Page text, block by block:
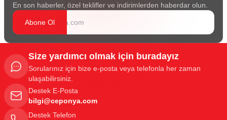
En son haberler, özel teklifler ve indirimlerden haberdar olun.
Abone Ol
Size yardımcı olmak için buradayız
Sorularınız için bize e-posta veya telefonla her zaman
ulaşabilirsiniz.
Destek E-Posta
bilgi@ceponya.com
Destek Telefon